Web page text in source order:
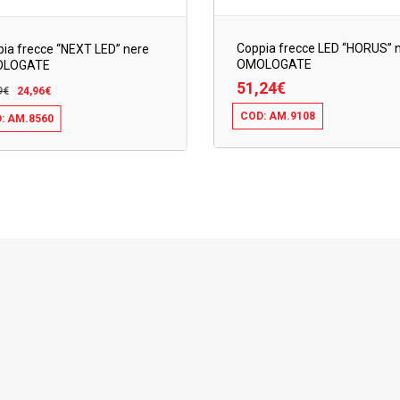
frecce “NEXT LED” nere
€
Il
prezzo
originale
era:
24,96€Il
prezzo
attuale
è:
AM.8560
€Il
Attuale
Coppia frecce LED “HORUS”
OMOLOGATE
51,24€
COD: AM.9108
51,24€